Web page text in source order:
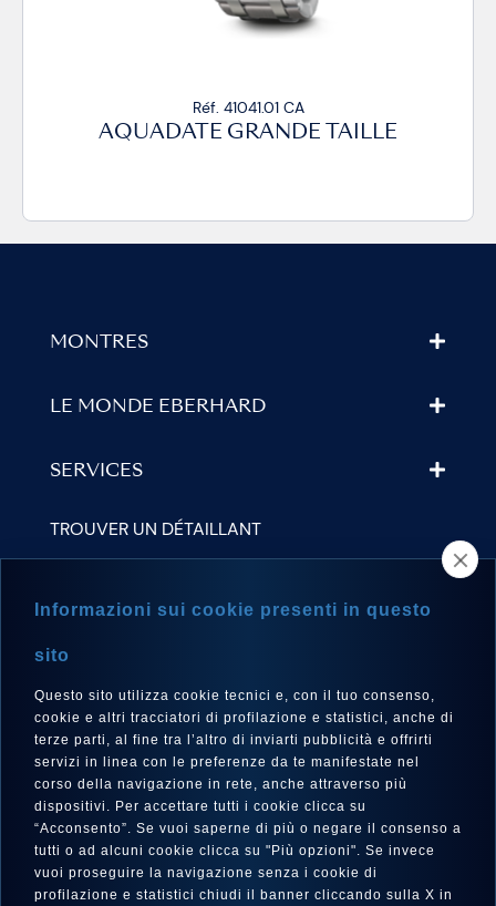
Réf. 41041.01 CA
GRANDE TAILLE
MONTRES
LE MONDE EBERHARD
SERVICES
TROUVER UN DÉTAILLANT
Français
SUIVEZ-NOUS SUR
Informazioni sui cookie presenti in questo
sito
Questo sito utilizza cookie tecnici e, con il tuo consenso,
cookie e altri tracciatori di profilazione e statistici, anche di
terze parti, al fine tra l’altro di inviarti pubblicità e offrirti
servizi in linea con le preferenze da te manifestate nel
corso della navigazione in rete, anche attraverso più
dispositivi. Per accettare tutti i cookie clicca su
“Acconsento”. Se vuoi saperne di più o negare il consenso a
tutti o ad alcuni cookie clicca su "Più opzioni". Se invece
vuoi proseguire la navigazione senza i cookie di
profilazione e statistici chiudi il banner cliccando sulla X in